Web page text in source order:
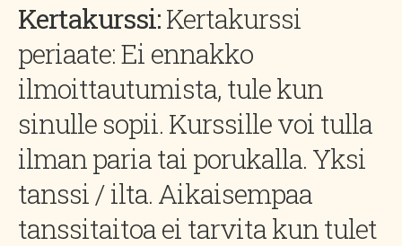
Kertakurssi:Kertakurssi
periaate: Ei ennakko
ilmoittautumista, tule kun
sinulle sopii. Kurssille voi tulla
ilman paria tai porukalla. Yksi
tanssi / ilta. Aikaisempaa
tanssitaitoa ei tarvita kun tulet